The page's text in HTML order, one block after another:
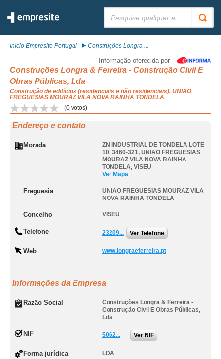
Início Empresite Portugal Construções Longra ...
Informação oferecida por
Construções Longra & Ferreira - Construção Civil E
Obras Públicas, Lda
Construção de edifícios (residenciais e não residenciais), UNIAO
FREGUESIAS MOURAZ VILA NOVA RAINHA TONDELA
(0 votos)
Endereço e contato
Morada
ZN INDUSTRIAL DE TONDELA LOTE
10, 3460-321, UNIAO FREGUESIAS
MOURAZ VILA NOVA RAINHA
TONDELA, VISEU
Ver Mapa
Freguesia
UNIAO FREGUESIAS MOURAZ VILA
NOVA RAINHA TONDELA
Concelho VISEU
Telefone 23209... Ver Telefone
Web www.longraeferreira.pt
Informações da Empresa
Razão Social
Construções Longra & Ferreira -
Construção Civil E Obras Públicas,
Lda
NIF 5062... Ver NIF
Forma jurídica LDA